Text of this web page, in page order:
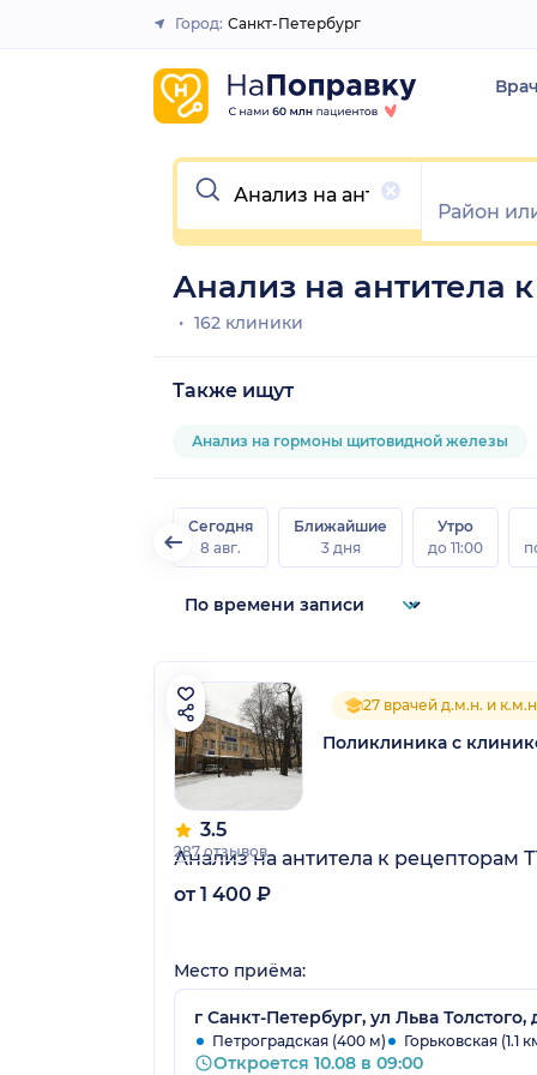
Закрыть
Город: Санкт-Петербург
Очистить
Анализ на антитела
162 клиники
Также ищут
Анализ на гормоны щитовидной железы
Сегодня
8 авг.
Ближайшие
3 дня
Утро
до 11:00
3.5
287 отзывов
27 врачей д.м.н. и
Поликлиника с
Анализ на антитела к рецепторам
от 1 400 ₽
Место приёма:
г Санкт-Петербург, ул Льва Толстого,
Петроградская (400 м) Горьковская (1.1
Откроется 10.08 в 09:00